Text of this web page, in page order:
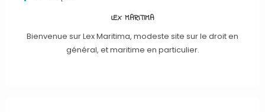
LEX MARITIMA
Bienvenue sur Lex Maritima, modeste site sur le droit en
général, et maritime en particulier.